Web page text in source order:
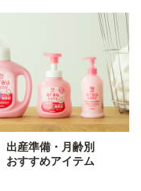
出産準備・月齢別
おすすめアイテム